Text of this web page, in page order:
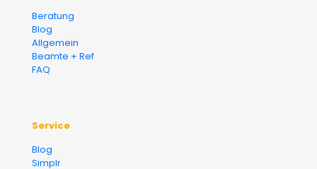
Beratung
Blog
Allgemein
Beamte + Ref
FAQ
Service
Blog
Simplr